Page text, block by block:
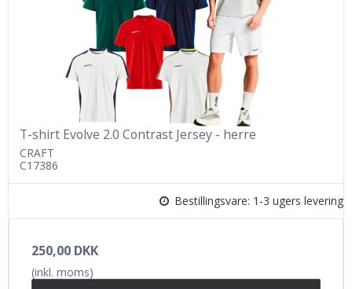
T-shirt Evolve 2.0 Contrast Jersey - herre
CRAFT
C17386
Bestillingsvare: 1-3 ugers levering
250,00 DKK
(inkl. moms)